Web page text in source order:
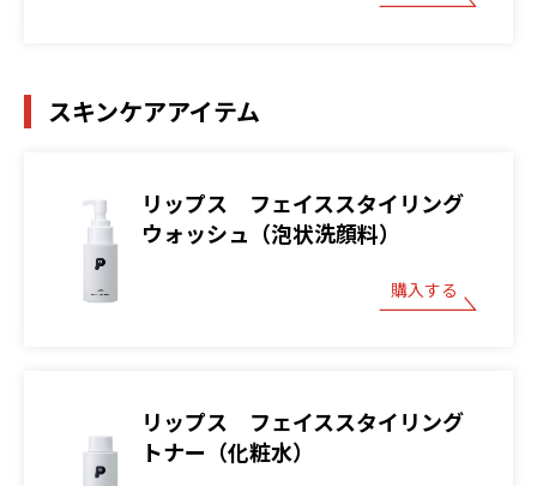
スキンケアアイテム
リップス フェイススタイリング
ウォッシュ（泡状洗顔料）
購入する
リップス フェイススタイリング
トナー（化粧水）